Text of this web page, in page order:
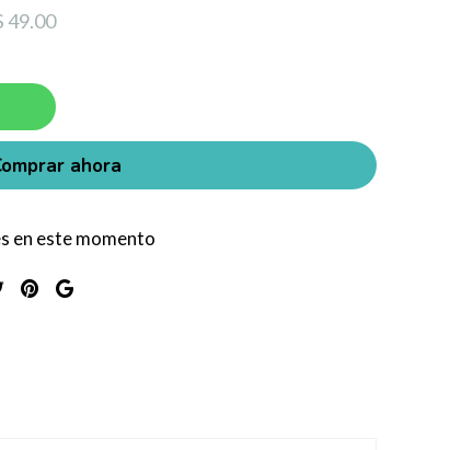
49.00
ahora
en este momento